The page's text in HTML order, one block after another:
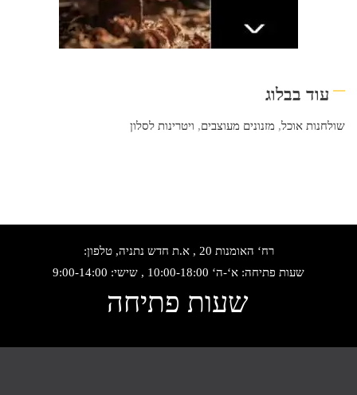
עוד בבלוג
שולחנות אוכל, מזנונים מעוצבים, ויטרינות לסלון
רח‘ האומנות 20 , א.ת חדש נתניה, טלפון:
שעות פתיחה: א‘-ה‘ 10:00-18:00 , שישי: 9:00-14:00
שעות פתיחה